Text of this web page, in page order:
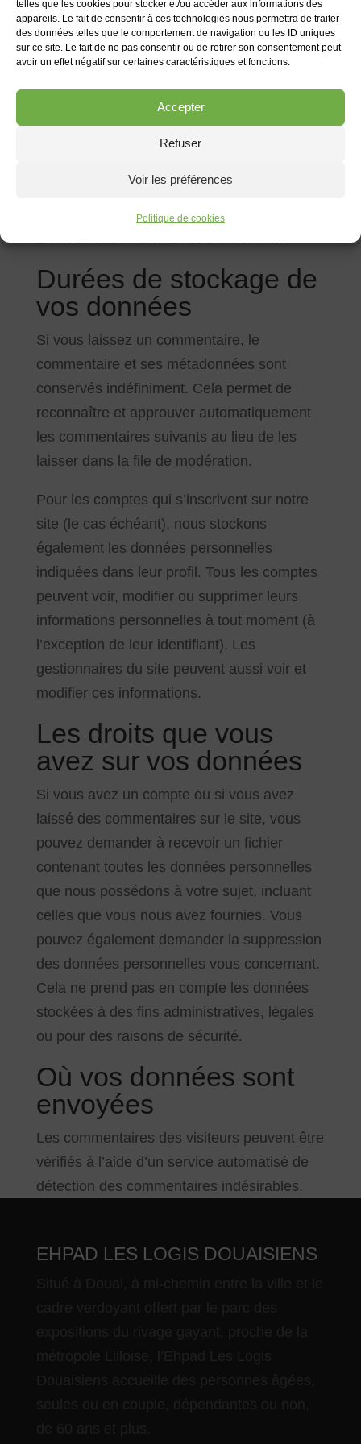
telles que les cookies pour stocker et/ou accéder aux informations des
appareils. Le fait de consentir à ces technologies nous permettra de traiter
des données telles que le comportement de navigation ou les ID uniques
sur ce site. Le fait de ne pas consentir ou de retirer son consentement peut
avoir un effet négatif sur certaines caractéristiques et fonctions.
Accepter
Refuser
Voir les préférences
Politique de cookies
vos interactions avec ces contenus
embarqués si vous disposez d’un compte
connecté sur leur site web.
Utilisation et
transmission de vos
données personnelles
Si vous demandez une réinitialisation de
votre mot de passe, votre adresse IP sera
incluse dans l’e-mail de réinitialisation.
Durées de stockage de
vos données
Si vous laissez un commentaire, le
commentaire et ses métadonnées sont
conservés indéfiniment. Cela permet de
reconnaître et approuver automatiquement
les commentaires suivants au lieu de les
laisser dans la file de modération.
Pour les comptes qui s’inscrivent sur notre
site (le cas échéant), nous stockons
également les données personnelles
indiquées dans leur profil. Tous les comptes
peuvent voir, modifier ou supprimer leurs
informations personnelles à tout moment (à
l’exception de leur identifiant). Les
gestionnaires du site peuvent aussi voir et
modifier ces informations.
Les droits que vous
avez sur vos données
Si vous avez un compte ou si vous avez
laissé des commentaires sur le site, vous
pouvez demander à recevoir un fichier
contenant toutes les données personnelles
que nous possédons à votre sujet, incluant
celles que vous nous avez fournies. Vous
pouvez également demander la suppression
des données personnelles vous concernant.
Cela ne prend pas en compte les données
stockées à des fins administratives, légales
ou pour des raisons de sécurité.
Où vos données sont
envoyées
Les commentaires des visiteurs peuvent être
vérifiés à l’aide d’un service automatisé de
détection des commentaires indésirables.
EHPAD LES LOGIS DOUAISIENS